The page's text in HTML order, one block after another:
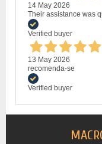
14 May 2026
Their assistance was
Verified buyer
13 May 2026
recomenda-se
Verified buyer